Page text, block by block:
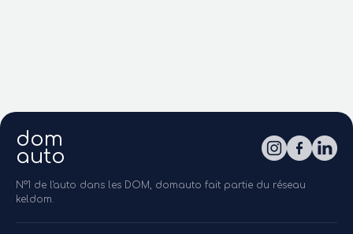
dom
auto
N°1 de l'auto dans les DOM, domauto fait partie du réseau
keldom.